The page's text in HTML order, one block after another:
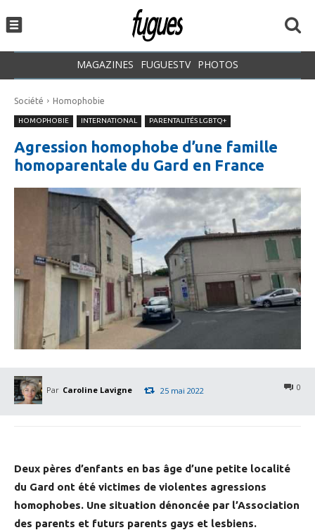
MAGAZINES FUGUESTV PHOTOS
Société Homophobie
HOMOPHOBIE INTERNATIONAL PARENTALITÉS LGBTQ+
Agression homophobe d’une famille
homoparentale du Gard en France
Par Caroline Lavigne 0
25 mai 2022
Deux pères d’enfants en bas âge d’une petite localité
du Gard ont été victimes de violentes agressions
homophobes. Une situation dénoncée par l’Association
des parents et futurs parents gays et lesbiens.